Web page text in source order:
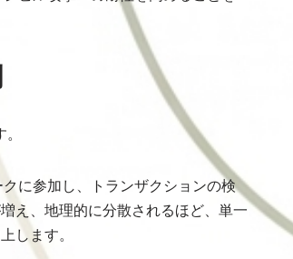
に参加し、トランザクションの検
え、地理的に分散されるほど、単一
します。